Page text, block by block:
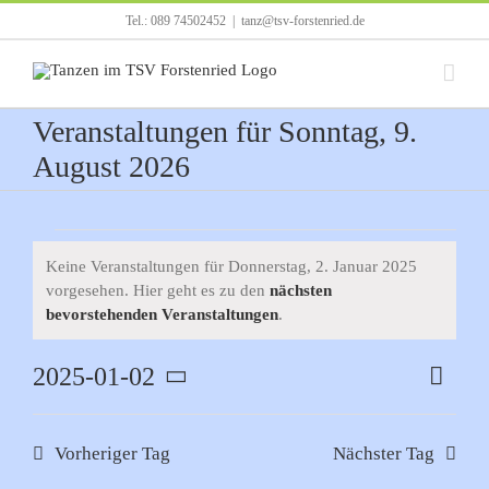
Inhalt
springen
Tel.: 089 74502452 tanz@tsv-forstenried.de
Veranstaltungen für Sonntag, 9.
August 2026
Veranstaltungen
für
Donnerstag,
2.
Januar
Hinweis
Keine Veranstaltungen für Donnerstag, 2. Januar 2025
vorgesehen. Hier geht es zu den nächsten
bevorstehenden Veranstaltungen.
Tag
2025-01-02
Datum
Vorheriger Tag Nächster Tag